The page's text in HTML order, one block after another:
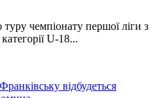
туру чемпіонату першої ліги з
U-18...